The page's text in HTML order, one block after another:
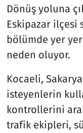
Dönüş yoluna
Eskipazar ilçesi
bölümde yer
neden oluyor.
Kocaeli,
isteyenlerin
kontrollerini
trafik ekipleri,